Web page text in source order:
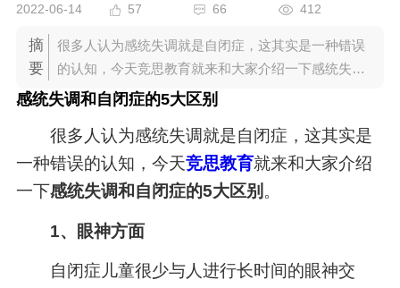
2022-06-14 57 66 412
摘
要
很多人认为感统失调就是自闭症，这其实是一种错误
的认知，今天竞思教育就来和大家介绍一下感统失调
和自闭症的5大区别。
感统失调和自闭症的5大区别
很多人认为感统失调就是自闭症，这其实是
一种错误的认知，今天竞思教育就来和大家介绍
一下感统失调和自闭症的5大区别 。
1、眼神方面
自闭症儿童很少与人进行长时间的眼神交